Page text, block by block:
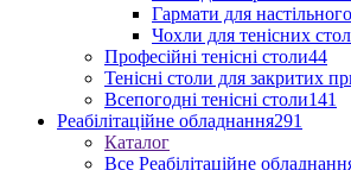
Гармати для
Чохли для тенісних
Професійні тенісні столи44
Тенісні столи для закритих
Всепогодні тенісні столи141
Реабілітаційне обладнання291
Каталог
Все Реабілітаційне